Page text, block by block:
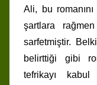
Ali, bu
şartlara
sarfetmiştir.
belirttiği gibi
tefrikayı